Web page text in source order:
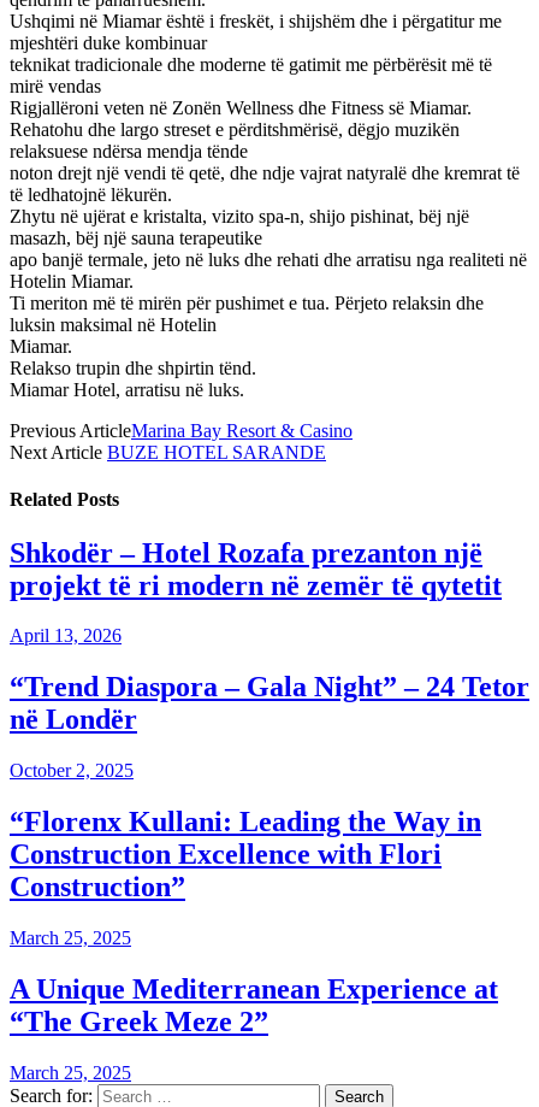
Ushqimi në Miamar është i freskët, i shijshëm dhe i përgatitur me
mjeshtëri duke kombinuar
teknikat tradicionale dhe moderne të gatimit me përbërësit më të
mirë vendas
Rigjallëroni veten në Zonën Wellness dhe Fitness së Miamar.
Rehatohu dhe largo streset e përditshmërisë, dëgjo muzikën
relaksuese ndërsa mendja tënde
noton drejt një vendi të qetë, dhe ndje vajrat natyralë dhe kremrat të
të ledhatojnë lëkurën.
Zhytu në ujërat e kristalta, vizito spa-n, shijo pishinat, bëj një
masazh, bëj një sauna terapeutike
apo banjë termale, jeto në luks dhe rehati dhe arratisu nga realiteti në
Hotelin Miamar.
Ti meriton më të mirën për pushimet e tua. Përjeto relaksin dhe
luksin maksimal në Hotelin
Miamar.
Relakso trupin dhe shpirtin tënd.
Miamar Hotel, arratisu në luks.
Previous ArticleMarina Bay Resort & Casino
Next Article BUZE HOTEL SARANDE
Related Posts
Shkodër – Hotel Rozafa prezanton një
projekt të ri modern në zemër të qytetit
April 13, 2026
“Trend Diaspora – Gala Night” – 24 Tetor
në Londër
October 2, 2025
“Florenx Kullani: Leading the Way in
Construction Excellence with Flori
Construction”
March 25, 2025
A Unique Mediterranean Experience at
“The Greek Meze 2”
March 25, 2025
Search for: